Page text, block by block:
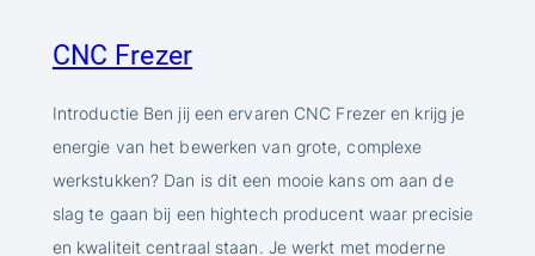
CNC Frezer
Introductie Ben jij een ervaren CNC Frezer en krijg je
energie van het bewerken van grote, complexe
werkstukken? Dan is dit een mooie kans om aan de
slag te gaan bij een hightech producent waar precisie
en kwaliteit centraal staan. Je werkt met moderne